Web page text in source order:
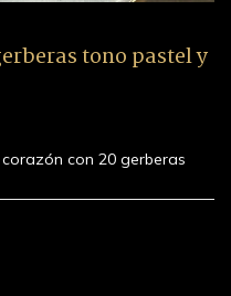
tono pastel y
con 20 gerberas